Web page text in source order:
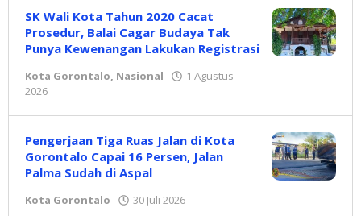
SK Wali Kota Tahun 2020 Cacat
Prosedur, Balai Cagar Budaya Tak
Punya Kewenangan Lakukan Registrasi
Kota Gorontalo, Nasional
1 Agustus
2026
Pengerjaan Tiga Ruas Jalan di Kota
Gorontalo Capai 16 Persen, Jalan
Palma Sudah di Aspal
Kota Gorontalo 30 Juli 2026